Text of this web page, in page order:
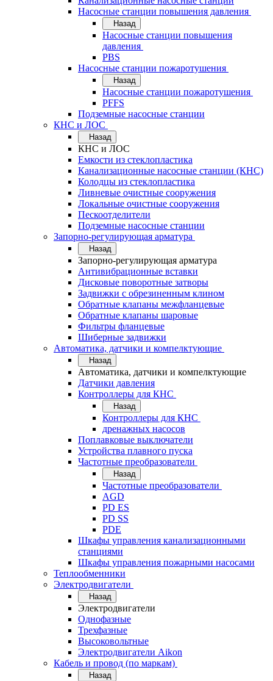
Насосные станции повышения давления
Назад
Насосные станции повышения
давления
PBS
Насосные станции пожаротушения
Назад
Насосные станции пожаротушения
PFFS
Подземные насосные станции
КНС и ЛОС
Назад
КНС и ЛОС
Емкости из стеклопластика
Канализационные насосные станции (КНС)
Колодцы из стеклопластика
Ливневые очистные сооружения
Локальные очистные сооружения
Пескоотделители
Подземные насосные станции
Запорно-регулирующая арматура
Назад
Запорно-регулирующая арматура
Антивибрационные вставки
Дисковые поворотные затворы
Задвижки с обрезиненным клином
Обратные клапаны межфланцевые
Обратные клапаны шаровые
Фильтры фланцевые
Шиберные задвижки
Автоматика, датчики и компелктующие
Назад
Автоматика, датчики и компелктующие
Датчики давления
Контроллеры для КНС
Назад
Контроллеры для КНС
дренажных насосов
Поплавковые выключатели
Устройства плавного пуска
Частотные преобразователи
Назад
Частотные преобразователи
AGD
PD ES
PD SS
PDE
Шкафы управления канализационными
станциями
Шкафы управления пожарными насосами
Теплообменники
Электродвигатели
Назад
Электродвигатели
Однофазные
Трехфазные
Высоковольтные
Электродвигатели Aikon
Кабель и провод (по маркам)
Назад